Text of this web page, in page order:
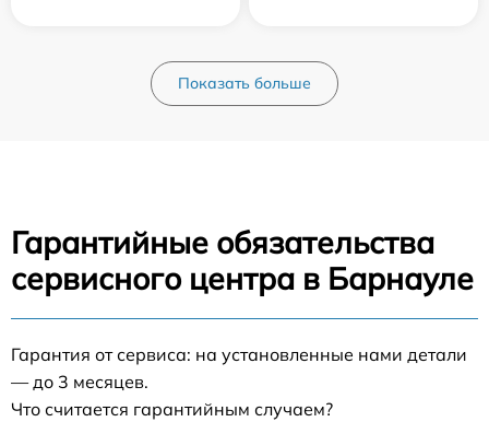
Показать больше
Гарантийные обязательства
сервисного центра в Барнауле
Гарантия от сервиса: на установленные нами детали
— до 3 месяцев.
Что считается гарантийным случаем?